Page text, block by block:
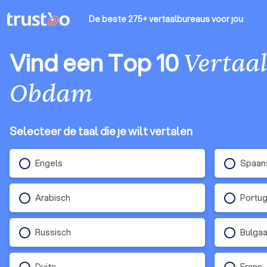
De beste 275+ vertaalbureausvoor jou
Vind een Top 10
Obdam
Selecteer de taal die je wilt vertalen
Engels
Arabisch
Russisch